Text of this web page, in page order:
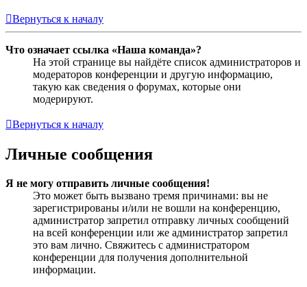
Вернуться к началу
Что означает ссылка «Наша команда»?
На этой странице вы найдёте список администраторов и
модераторов конференции и другую информацию,
такую как сведения о форумах, которые они
модерируют.
Вернуться к началу
Личные сообщения
Я не могу отправить личные сообщения!
Это может быть вызвано тремя причинами: вы не
зарегистрированы и/или не вошли на конференцию,
администратор запретил отправку личных сообщений
на всей конференции или же администратор запретил
это вам лично. Свяжитесь с администратором
конференции для получения дополнительной
информации.